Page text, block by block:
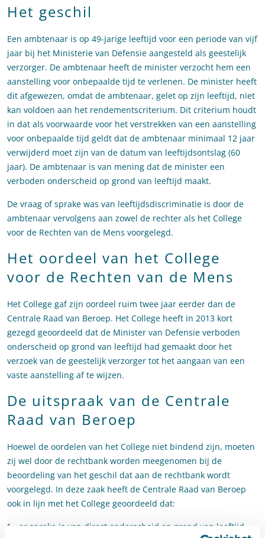
Het geschil
Een ambtenaar is op 49-jarige leeftijd voor een periode van vijf
jaar bij het Ministerie van Defensie aangesteld als geestelijk
verzorger. De ambtenaar heeft de minister verzocht hem een
aanstelling voor onbepaalde tijd te verlenen. De minister heeft
dit afgewezen, omdat de ambtenaar, gelet op zijn leeftijd, niet
kan voldoen aan het rendementscriterium. Dit criterium houdt
in dat als voorwaarde voor het verstrekken van een aanstelling
voor onbepaalde tijd geldt dat de ambtenaar minimaal 12 jaar
verwijderd moet zijn van de datum van leeftijdsontslag (60
jaar). De ambtenaar is van mening dat de minister een
verboden onderscheid op grond van leeftijd maakt.
De vraag of sprake was van leeftijdsdiscriminatie is door de
ambtenaar vervolgens aan zowel de rechter als het College
voor de Rechten van de Mens voorgelegd.
Het oordeel van het College
voor de Rechten van de Mens
Het College gaf zijn oordeel ruim twee jaar eerder dan de
Centrale Raad van Beroep. Het College heeft in 2013 kort
gezegd geoordeeld dat de Minister van Defensie verboden
onderscheid op grond van leeftijd had gemaakt door het
verzoek van de geestelijk verzorger tot het aangaan van een
vaste aanstelling af te wijzen.
De uitspraak van de Centrale
Raad van Beroep
Hoewel de oordelen van het College niet bindend zijn, moeten
zij wel door de rechtbank worden meegenomen bij de
beoordeling van het geschil dat aan de rechtbank wordt
voorgelegd. In deze zaak heeft de Centrale Raad van Beroep
ook in lijn met het College geoordeeld dat:
er sprake is van direct onderscheid op grond van leeftijd,